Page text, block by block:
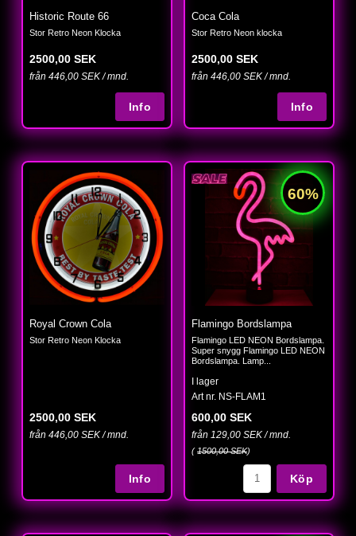
Historic Route 66
Stor Retro Neon Klocka
2500,00 SEK
från 446,00 SEK / mnd.
Coca Cola
Stor Retro Neon klocka
2500,00 SEK
från 446,00 SEK / mnd.
Royal Crown Cola
Stor Retro Neon Klocka
2500,00 SEK
från 446,00 SEK / mnd.
Flamingo Bordslampa
Flamingo LED NEON Bordslampa.
Super snygg Flamingo LED NEON
Bordslampa. Lamp...
I lager
Art nr. NS-FLAM1
600,00 SEK
från 129,00 SEK / mnd.
(1500,00 SEK)
Köp